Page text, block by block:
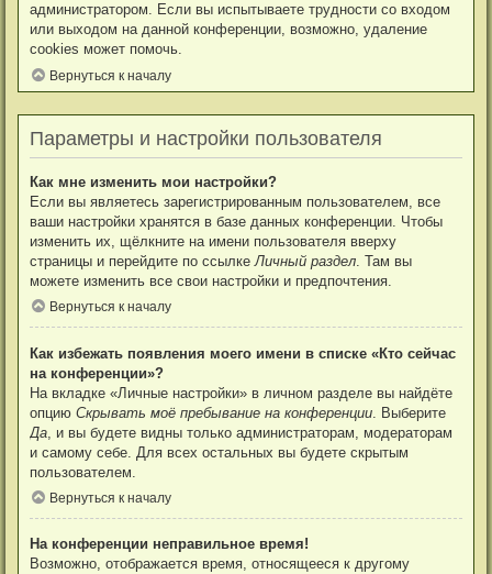
администратором. Если вы испытываете трудности со входом
или выходом на данной конференции, возможно, удаление
cookies может помочь.
Вернуться к началу
Параметры и настройки пользователя
Как мне изменить мои настройки?
Если вы являетесь зарегистрированным пользователем, все
ваши настройки хранятся в базе данных конференции. Чтобы
изменить их, щёлкните на имени пользователя вверху
страницы и перейдите по ссылке Личный раздел . Там вы
можете изменить все свои настройки и предпочтения.
Вернуться к началу
Как избежать появления моего имени в списке «Кто сейчас
на конференции»?
На вкладке «Личные настройки» в личном разделе вы найдёте
опцию Скрывать моё пребывание на конференции . Выберите
Да , и вы будете видны только администраторам, модераторам
и самому себе. Для всех остальных вы будете скрытым
пользователем.
Вернуться к началу
На конференции неправильное время!
Возможно, отображается время, относящееся к другому